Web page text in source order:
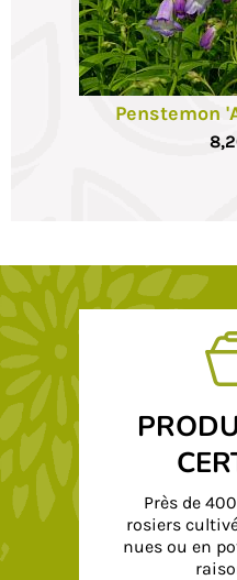
Penstemon
Près de
rosiers
nues ou en